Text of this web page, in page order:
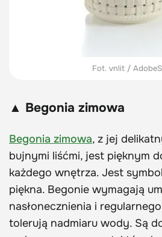
Fot. vnlit /
▲ Begonia zimowa
Begonia zimowa, z jej
bujnymi liśćmi, jest pięknym
każdego wnętrza. Jest
piękna. Begonie wymagają
nasłonecznienia i
tolerują nadmiaru wody. Są